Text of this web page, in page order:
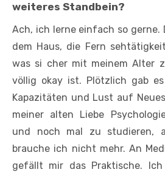
weiteres Standbein?
Ach, ich lerne einfach so gerne.
dem Haus, die Fern­
was si­ cher mit meinem Alter
völlig okay ist. Plötzlich gab
Kapazitäten und Lust auf
meiner alten Liebe
und noch mal zu studieren,
brauche ich nicht mehr. An
gefällt mir das Praktische.